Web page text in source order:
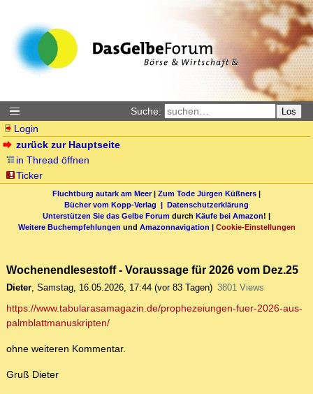
Suche: Los
Login
zurück zur Hauptseite
in Thread öffnen
Ticker
Fluchtburg autark am Meer| Zum Tode Jürgen Küßners |
Bücher vom Kopp-Verlag | Datenschutzerklärung
Unterstützen Sie das Gelbe Forum durch Käufe bei Amazon! |
Weitere Buchempfehlungen und Amazonnavigation | Cookie-Einstellungen
Wochenendlesestoff - Voraussage für 2026 vom Dez.25
Dieter, Samstag, 16.05.2026, 17:44 (vor 83 Tagen) 3801 Views
https://www.tabularasamagazin.de/prophezeiungen-fuer-2026-aus-
palmblattmanuskripten/
ohne weiteren Kommentar.
Gruß Dieter